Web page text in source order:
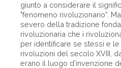
giunto a considerare il
"fenomeno rivoluzionario”.
severo della tradizione
rivoluzionaria che i
per identificare se stessi e
rivoluzioni del secolo XVIII,
erano il luogo d’invenzione